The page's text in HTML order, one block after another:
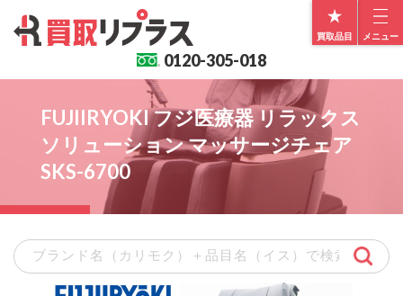
メニュー
買取品目
0120-305-018
FUJIIRYOKI フジ医療器 リラックス
ソリューション マッサージチェア
SKS-6700